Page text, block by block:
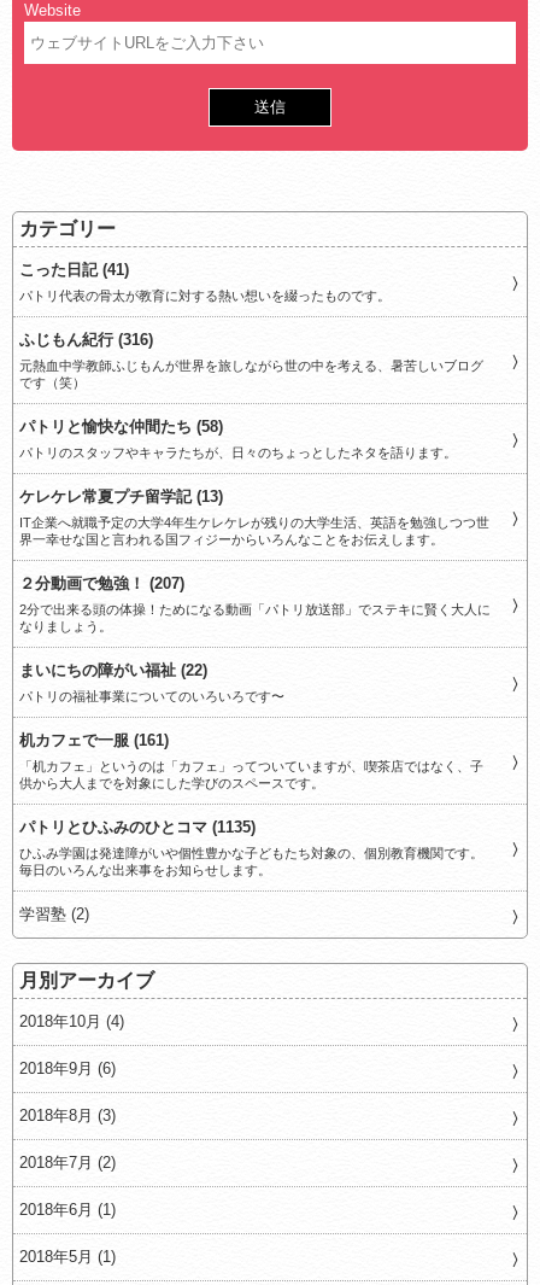
Website
カテゴリー
こった日記 (41)
パトリ代表の骨太が教育に対する熱い想いを綴ったものです。
ふじもん紀行 (316)
元熱血中学教師ふじもんが世界を旅しながら世の中を考える、暑苦しいブログ
です（笑）
パトリと愉快な仲間たち (58)
パトリのスタッフやキャラたちが、日々のちょっとしたネタを語ります。
ケレケレ常夏プチ留学記 (13)
IT企業へ就職予定の大学4年生ケレケレが残りの大学生活、英語を勉強しつつ世
界一幸せな国と言われる国フィジーからいろんなことをお伝えします。
２分動画で勉強！ (207)
2分で出来る頭の体操！ためになる動画「パトリ放送部」でステキに賢く大人に
なりましょう。
まいにちの障がい福祉 (22)
パトリの福祉事業についてのいろいろです〜
机カフェで一服 (161)
「机カフェ」というのは「カフェ」ってついていますが、喫茶店ではなく、子
供から大人までを対象にした学びのスペースです。
パトリとひふみのひとコマ (1135)
ひふみ学園は発達障がいや個性豊かな子どもたち対象の、個別教育機関です。
毎日のいろんな出来事をお知らせします。
学習塾 (2)
月別アーカイブ
2018年10月 (4)
2018年9月 (6)
2018年8月 (3)
2018年7月 (2)
2018年6月 (1)
2018年5月 (1)